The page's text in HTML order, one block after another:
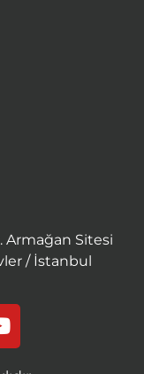
Armağan Sitesi
/ İstanbul